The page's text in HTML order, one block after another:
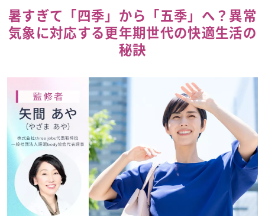
名
か
ら
用
可
能
合、
上
下
矢
印
キ
ー
ま
暑すぎて「四季」から「五季」へ？異常
気象に対応する更年期世代の快適生活の
秘訣